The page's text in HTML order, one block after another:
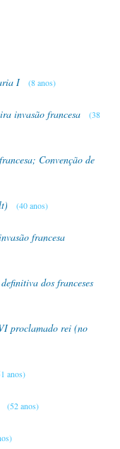
I (8 anos)
invasão francesa
(38
Convenção de
(40 anos)
francesa
dos franceses
proclamado rei (no
anos)
(52 anos)